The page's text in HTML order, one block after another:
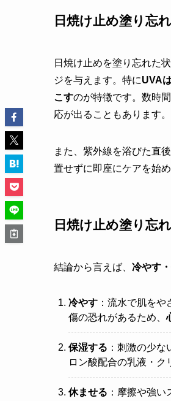
日焼け止め塗り忘
日焼け止めを塗り忘れた
ジを与えます。特にUVA
こすのが特徴です。数時
応が出ることもあります。
また、紫外線を浴びた直
置せずに即座にケアを始め
日焼け止め塗り忘
結論から言えば、 冷やす
冷やす ：流水で肌を
傷の恐れがあるため、
保湿する ：刺激の少
ロン酸配合の乳液・ク
休ませる ：摩擦や強